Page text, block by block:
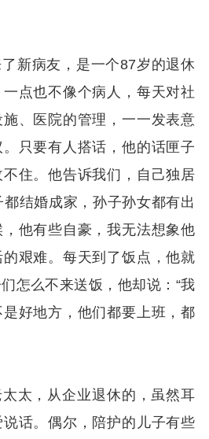
新病友，是一个87岁的退休
点也不像个病人，每天对社
、医院的管理，一一发表意
只要有人搭话，他的话匣子
住。他告诉我们，自己独居
结婚成家，孙子孙女都有出
他有些自豪，我无法想象他
艰难。每天到了饭点，他就
怎么不来送饭，他却说：“我
好地方，他们都要上班，都
太，从企业退休的，虽然耳
话。偶尔，陪护的儿子有些